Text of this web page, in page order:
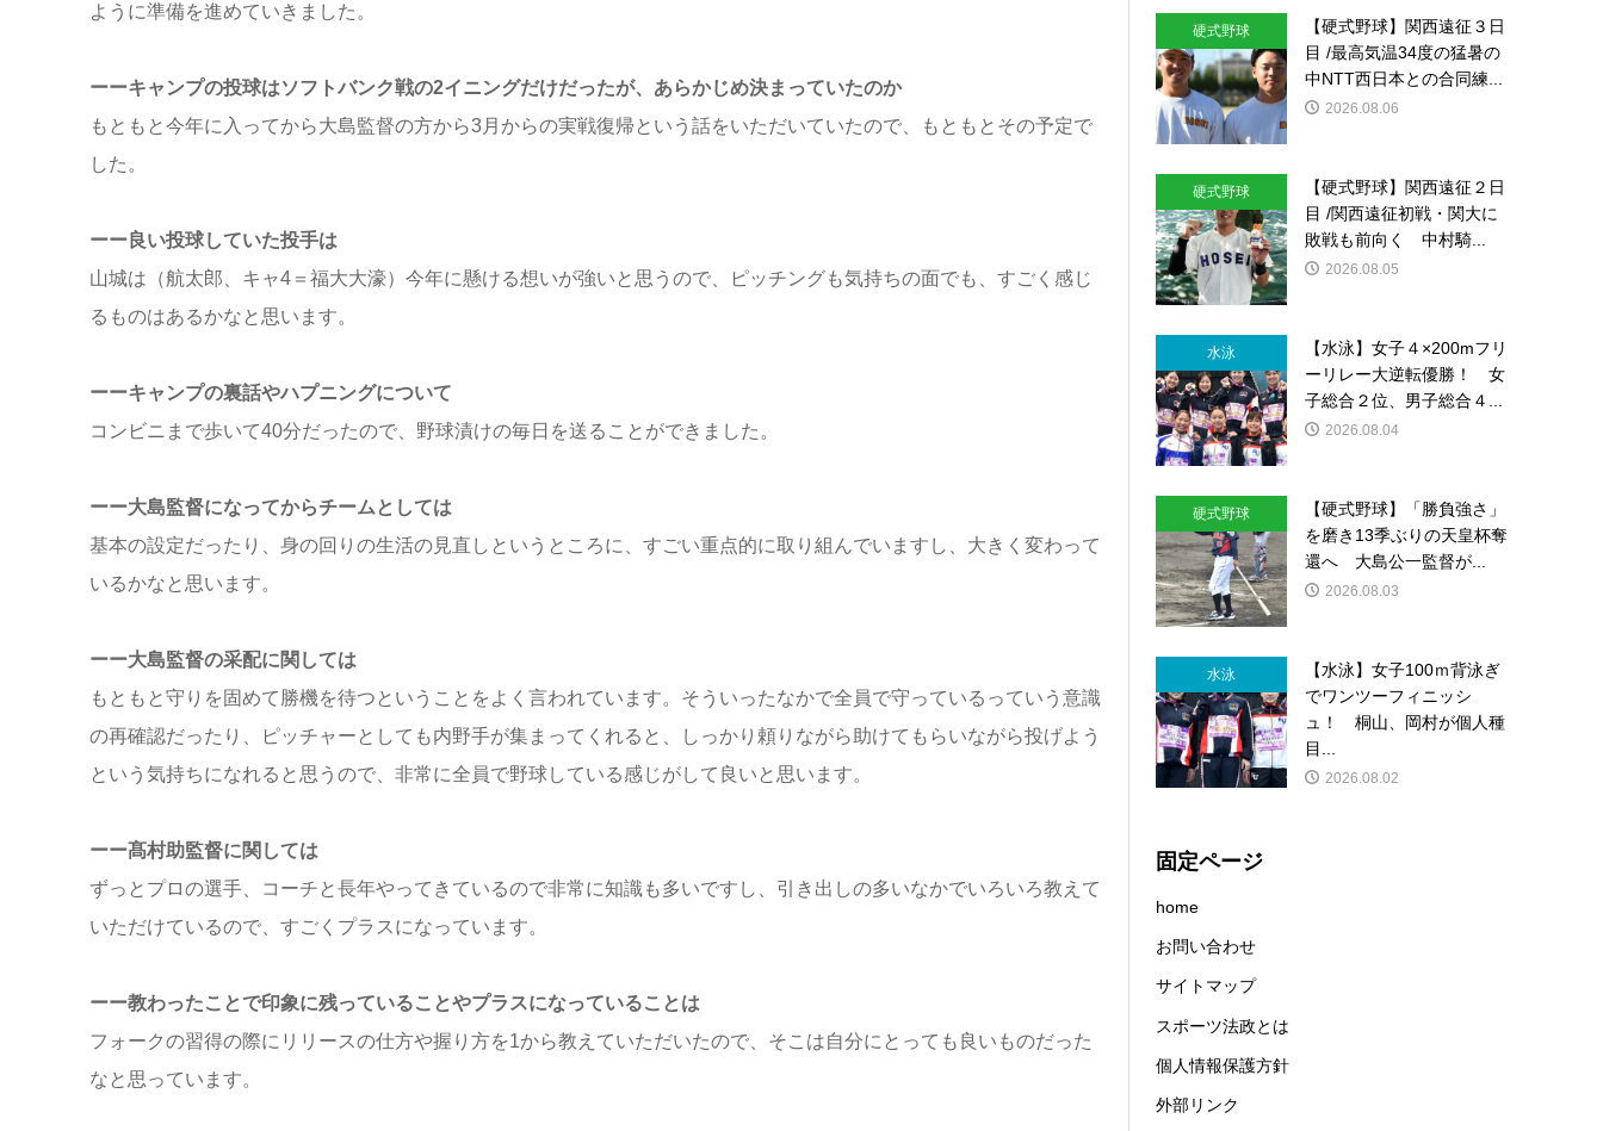
ように準備を進めていきました。
ーーキャンプの投球はソフトバンク戦の2イニングだけだったが、あらかじめ決まっていたのか
もともと今年に入ってから大島監督の方から3月からの実戦復帰という話をいただいていたので、もともとその予定で
した。
ーー良い投球していた投手は
山城は（航太郎、キャ4＝福大大濠）今年に懸ける想いが強いと思うので、ピッチングも気持ちの面でも、すごく感じ
るものはあるかなと思います。
ーーキャンプの裏話やハプニングについて
コンビニまで歩いて40分だったので、野球漬けの毎日を送ることができました。
ーー大島監督になってからチームとしては
基本の設定だったり、身の回りの生活の見直しというところに、すごい重点的に取り組んでいますし、大きく変わって
いるかなと思います。
ーー大島監督の采配に関しては
もともと守りを固めて勝機を待つということをよく言われています。そういったなかで全員で守っているっていう意識
の再確認だったり、ピッチャーとしても内野手が集まってくれると、しっかり頼りながら助けてもらいながら投げよう
という気持ちになれると思うので、非常に全員で野球している感じがして良いと思います。
ーー髙村助監督に関しては
ずっとプロの選手、コーチと長年やってきているので非常に知識も多いですし、引き出しの多いなかでいろいろ教えて
いただけているので、すごくプラスになっています。
ーー教わったことで印象に残っていることやプラスになっていることは
フォークの習得の際にリリースの仕方や握り方を1から教えていただいたので、そこは自分にとっても良いものだった
なと思っています。
硬式野球
【硬式野球】関西遠征３日
目 /最高気温34度の猛暑の
中NTT西日本との合同練...
2026.08.06
硬式野球
【硬式野球】関西遠征２日
目 /関西遠征初戦・関大に
敗戦も前向く 中村騎...
2026.08.05
水泳
【水泳】女子４×200mフリ
ーリレー大逆転優勝！ 女
子総合２位、男子総合４...
2026.08.04
硬式野球
【硬式野球】「勝負強さ」
を磨き13季ぶりの天皇杯奪
還へ 大島公一監督が...
2026.08.03
水泳
【水泳】女子100ｍ背泳ぎ
でワンツーフィニッシ
ュ！ 桐山、岡村が個人種
目...
2026.08.02
固定ページ
home
お問い合わせ
サイトマップ
スポーツ法政とは
個人情報保護方針
外部リンク